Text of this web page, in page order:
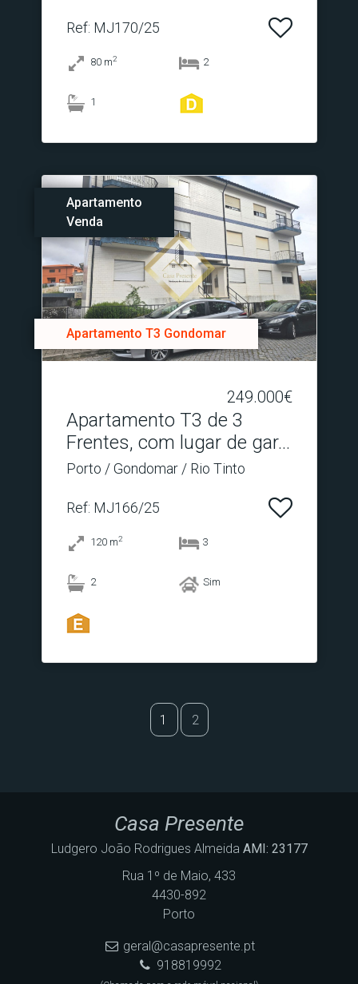
Ref: MJ170/25
80 m2 2
1
Apartamento
Venda
Apartamento T3 Gondomar
249.000€
Apartamento T3 de 3
Frentes, com lugar de gar.​..
Porto / Gondomar / Rio Tinto
Ref: MJ166/25
120 m2 3
2 Sim
1 2
Casa Presente
Ludgero João Rodrigues Almeida AMI: 23177
Rua 1º de Maio, 433
4430-892
Porto
geral@casapresente.pt
918819992